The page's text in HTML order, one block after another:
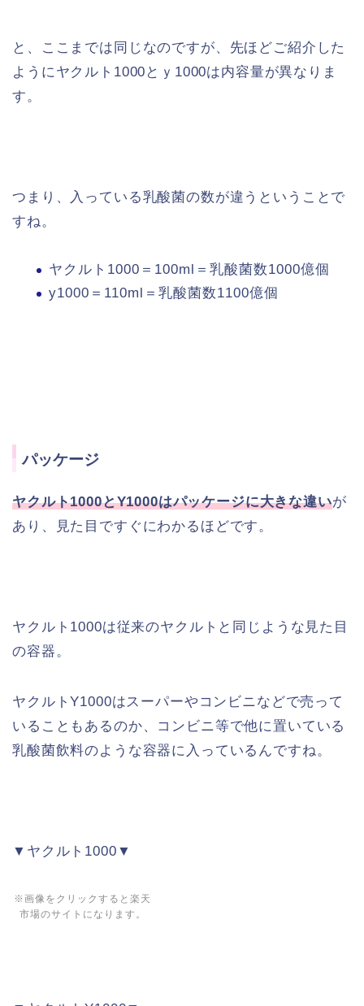
と、ここまでは同じなのですが、先ほどご紹介した
ようにヤクルト1000とｙ1000は内容量が異なりま
す。
つまり、入っている乳酸菌の数が違うということで
すね。
ヤクルト1000＝100ml＝乳酸菌数1000億個
y1000＝110ml＝乳酸菌数1100億個
パッケージ
ヤクルト1000とY1000はパッケージに大きな違いが
あり、見た目ですぐにわかるほどです。
ヤクルト1000は従来のヤクルトと同じような見た目
の容器。
ヤクルトY1000はスーパーやコンビニなどで売って
いることもあるのか、コンビニ等で他に置いている
乳酸菌飲料のような容器に入っているんですね。
▼ヤクルト1000▼
※画像をクリックすると楽天
市場のサイトになります。